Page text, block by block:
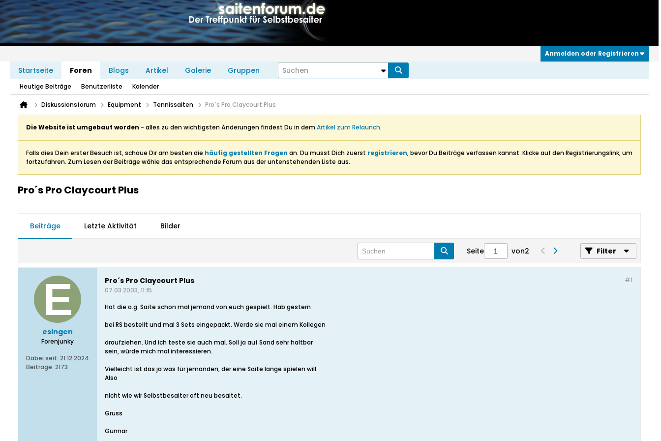
Anmelden oder Registrieren
Startseite Foren Blogs Artikel Galerie Gruppen
Heutige Beiträge Benutzerliste Kalender
Diskussionsforum Equipment Tennissaiten Pro´s Pro Claycourt Plus
Die Website ist umgebaut worden - alles zu den wichtigsten Änderungen findest Du in demArtikel zum Relaunch.
Falls dies Dein erster Besuch ist, schaue Dir am besten die häufig gestellten Fragen an. Du musst Dich zuerst registrieren, bevor Du Beiträge verfassen kannst: Klicke auf den Registrierungslink, um
fortzufahren. Zum Lesen der Beiträge wähle das entsprechende Forum aus der untenstehenden Liste aus.
Pro´s Pro Claycourt Plus
Beiträge Letzte Aktivität Bilder
Seite von2 Filter
esingen
Forenjunky
Dabei seit: 21.12.2024
Beiträge: 2173
#1
Pro´s Pro Claycourt Plus
07.03.2003, 11:15
Hat die o.g. Saite schon mal jemand von euch gespielt. Hab gestern
bei RS bestellt und mal 3 Sets eingepackt. Werde sie mal einem Kollegen
draufziehen. Und ich teste sie auch mal. Soll ja auf Sand sehr haltbar
sein, würde mich mal interessieren.
Vielleicht ist das ja was für jemanden, der eine Saite lange spielen will.
Also
nicht wie wir Selbstbesaiter oft neu besaitet.
Gruss
Gunnar